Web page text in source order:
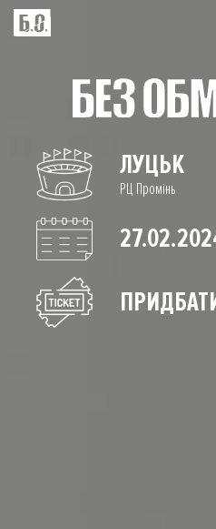
ЛУЦЬК
РЦ Промінь